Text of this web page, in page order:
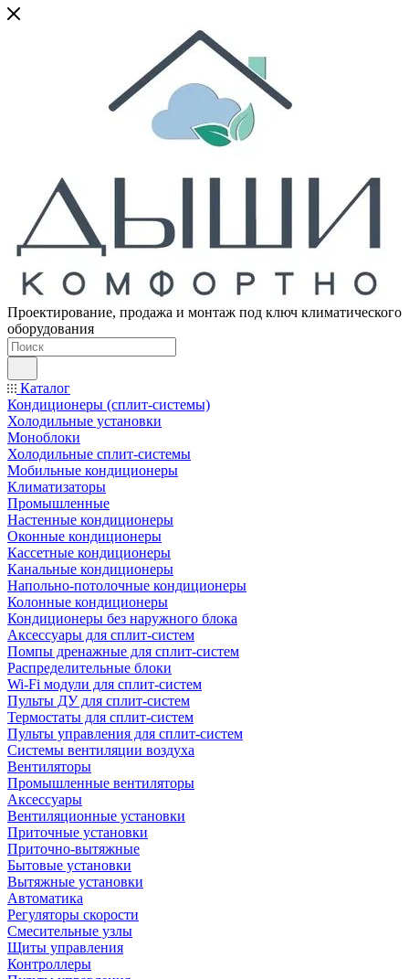
Проектирование, продажа и монтаж под ключ климатического
оборудования
Каталог
Кондиционеры (сплит-системы)
Холодильные установки
Моноблоки
Холодильные сплит-системы
Мобильные кондиционеры
Климатизаторы
Промышленные
Настенные кондиционеры
Оконные кондиционеры
Кассетные кондиционеры
Канальные кондиционеры
Напольно-потолочные кондиционеры
Колонные кондиционеры
Кондиционеры без наружного блока
Аксессуары для сплит-систем
Помпы дренажные для сплит-систем
Распределительные блоки
Wi-Fi модули для сплит-систем
Пульты ДУ для сплит-систем
Термостаты для сплит-систем
Пульты управления для сплит-систем
Системы вентиляции воздуха
Вентиляторы
Промышленные вентиляторы
Аксессуары
Вентиляционные установки
Приточные установки
Приточно-вытяжные
Бытовые установки
Вытяжные установки
Автоматика
Регуляторы скорости
Смесительные узлы
Щиты управления
Контроллеры